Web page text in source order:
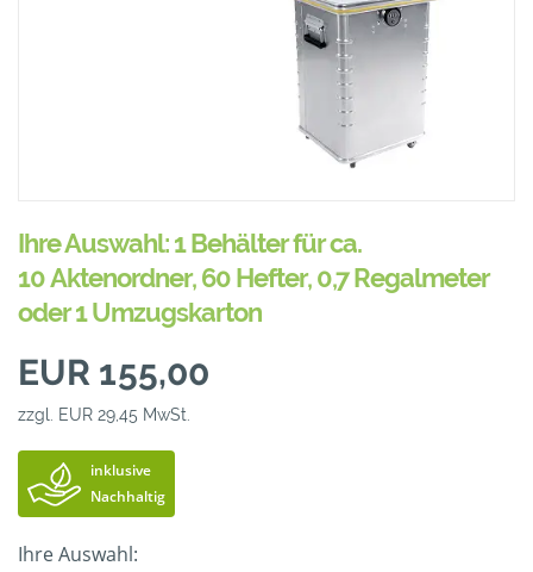
Ihre Auswahl: 1 Behälter für ca.
10 Aktenordner, 60 Hefter, 0,7 Regalmeter
oder 1 Umzugskarton
EUR 155,00
zzgl. EUR 29,45 MwSt.
inklusive
Nachhaltig
Ihre Auswahl: